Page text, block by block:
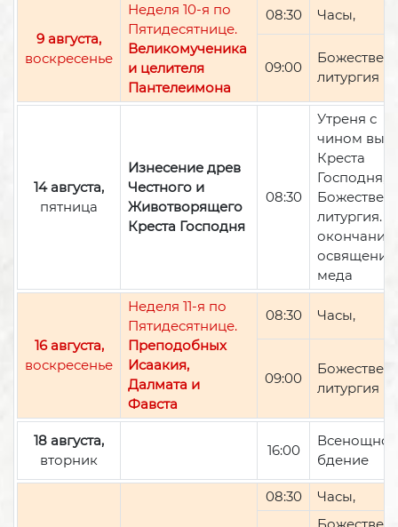
9 августа,
воскресенье
Неделя 10-я по
Пятидесятнице.
Великомученика
и целителя
Пантелеимона
08:30 Часы,
09:00
литургия
14 августа,
пятница
Изнесение древ
Честного и
Животворящего
Креста Господня
08:30
Утреня с
чином
Креста
Господня,
литургия.
окончании
освящение
меда
16 августа,
воскресенье
Неделя 11-я по
Пятидесятнице.
Преподобных
Исаакия,
Далмата и
Фавста
08:30 Часы,
09:00
литургия
18 августа,
вторник
16:00
Всенощное
бдение
08:30 Часы,